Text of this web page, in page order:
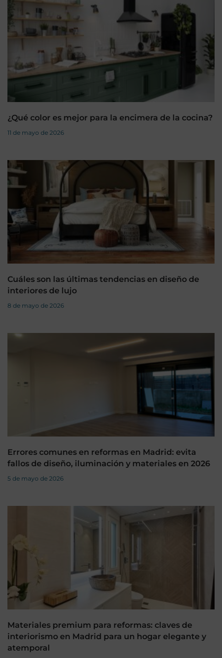
¿Qué color es mejor para la encimera de la cocina?
11 de mayo de 2026
Cuáles son las últimas tendencias en diseño de
interiores de lujo
8 de mayo de 2026
Errores comunes en reformas en Madrid: evita
fallos de diseño, iluminación y materiales en 2026
5 de mayo de 2026
Materiales premium para reformas: claves de
interiorismo en Madrid para un hogar elegante y
atemporal